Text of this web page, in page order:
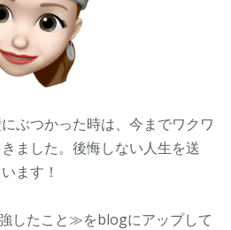
ぶつかった時は、今までワクワ
ました。後悔しない人生を送
ます！
たこと≫をblogにアップして